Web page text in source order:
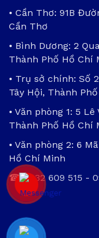
• Cần Thơ: 91B
Cần Thơ
• Bình Dương: 2
Thành Phố Hồ Chí
• Trụ sở chính: Số
Tây Hội, Thành
• Văn phòng 1: 5
Thành Phố Hồ Chí
• Văn phòng 2: 6
Hồ Chí Minh
☎0932 609 515 -